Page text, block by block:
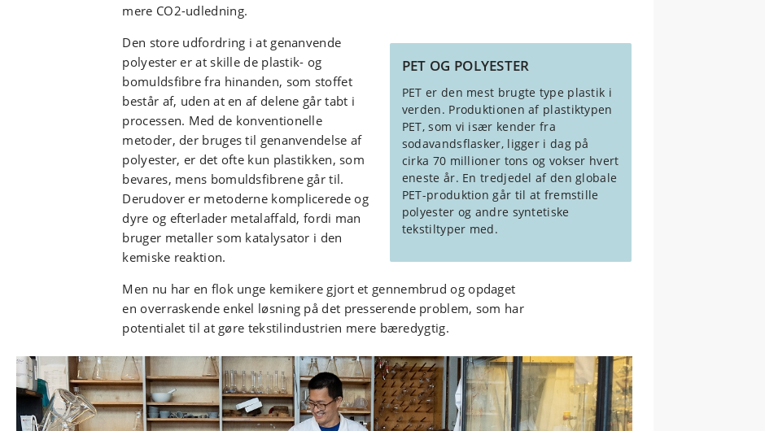
mere CO2-udledning.
PET OG POLYESTER
PET er den mest brugte type plastik i
verden. Produktionen af plastiktypen
PET, som vi især kender fra
sodavandsflasker, ligger i dag på
cirka 70 millioner tons og vokser hvert
eneste år. En tredjedel af den globale
PET-produktion går til at fremstille
polyester og andre syntetiske
tekstiltyper med.
Den store udfordring i at genanvende
polyester er at skille de plastik- og
bomuldsfibre fra hinanden, som stoffet
består af, uden at en af delene går tabt i
processen. Med de konventionelle
metoder, der bruges til genanvendelse af
polyester, er det ofte kun plastikken, som
bevares, mens bomuldsfibrene går til.
Derudover er metoderne komplicerede og
dyre og efterlader metalaffald, fordi man
bruger metaller som katalysator i den
kemiske reaktion.
Men nu har en flok unge kemikere gjort et gennembrud og opdaget
en overraskende enkel løsning på det presserende problem, som har
potentialet til at gøre tekstilindustrien mere bæredygtig.